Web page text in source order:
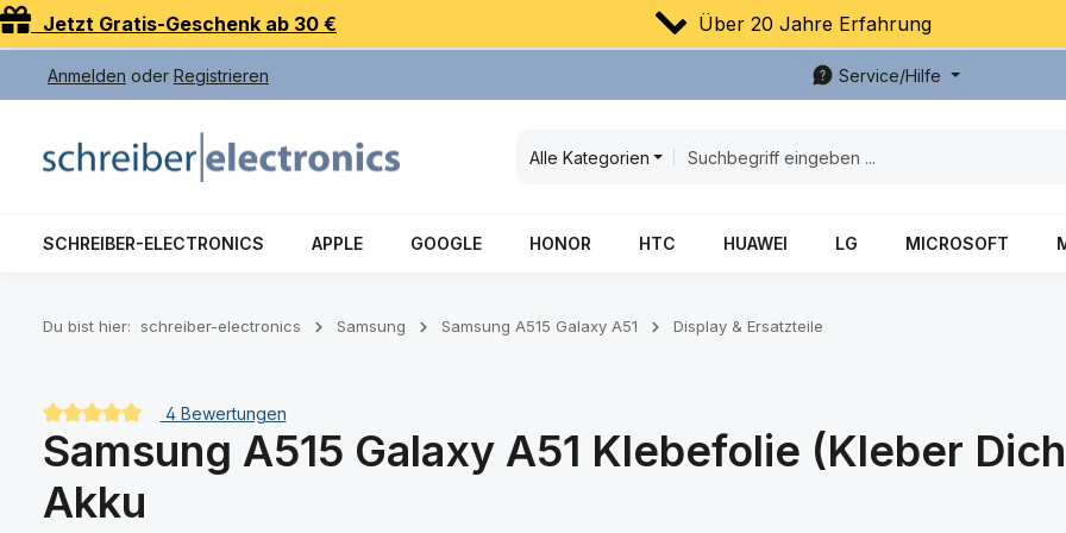
Hauptinhalt springen
Zur Suche springen
Zur Hauptnavigation springen
Jetzt Gratis-Geschenk ab 30 € Über 20 Jahre Erfahrung
Anmelden oder Registrieren Service/Hilfe
Alle Kategorien
SCHREIBER-ELECTRONICS APPLE GOOGLE HONOR HTC HUAWEI LG MICROSOFT
Du bist hier: schreiber-electronics Samsung Samsung A515 Galaxy A51 Display & Ersatzteile
Durchschnittliche Bewertung von 5 von 5 Sternen
4 Bewertungen
Samsung A515 Galaxy A51 Klebefolie (Kleber
Akku